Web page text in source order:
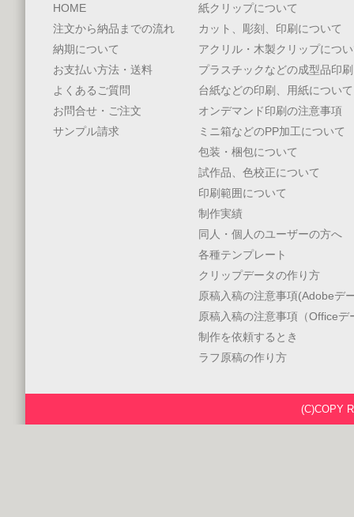
HOME
注文から納品までの流れ
納期について
お支払い方法・送料
よくあるご質問
お問合せ・ご注文
サンプル請求
紙クリップについて
カット、彫刻、印刷について
アクリル・木製クリップにつ
プラスチックなどの成型品印
台紙などの印刷、用紙について
オンデマンド印刷の注意事項
ミニ箱などのPP加工について
包装・梱包について
試作品、色校正について
印刷範囲について
制作実績
同人・個人のユーザーの方へ
各種テンプレート
クリップデータの作り方
原稿入稿の注意事項(Adobeデ
原稿入稿の注意事項（Officeデ
制作を依頼するとき
ラフ原稿の作り方
(C)COPY